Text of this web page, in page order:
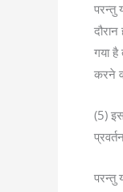
परन्तु
गया
करने
(5)
परन्तु